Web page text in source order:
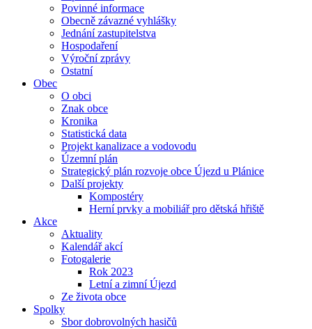
Povinné informace
Obecně závazné vyhlášky
Jednání zastupitelstva
Hospodaření
Výroční zprávy
Ostatní
Obec
O obci
Znak obce
Kronika
Statistická data
Projekt kanalizace a vodovodu
Územní plán
Strategický plán rozvoje obce Újezd u Plánice
Další projekty
Kompostéry
Herní prvky a mobiliář pro dětská hřiště
Akce
Aktuality
Kalendář akcí
Fotogalerie
Rok 2023
Letní a zimní Újezd
Ze života obce
Spolky
Sbor dobrovolných hasičů